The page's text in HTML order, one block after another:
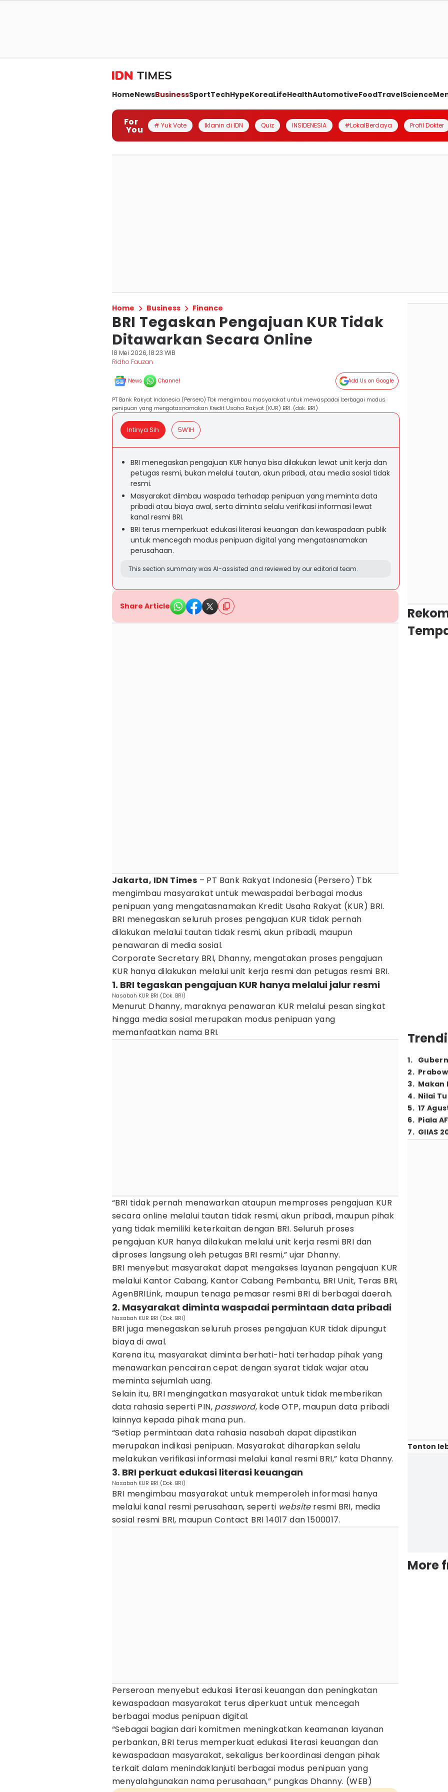
HomeNewsBusinessSportTechHypeKoreaLifeHealthAutomotiveFoodTravelScience
For
You # Yuk Vote Iklanin di IDN Quiz INSIDENESIA #LokalBerdaya Profil Dokter
Home Business Finance
BRI Tegaskan Pengajuan KUR Tidak
Ditawarkan Secara Online
18 Mei 2026, 18:23 WIB
Ridho Fauzan
News Channel Add Us on Google
PT Bank Rakyat Indonesia (Persero) Tbk mengimbau masyarakat untuk mewaspadai berbagai modus
penipuan yang mengatasnamakan Kredit Usaha Rakyat (KUR) BRI. (dok. BRI)
Intinya Sih 5W1H
BRI menegaskan pengajuan KUR hanya bisa dilakukan lewat unit kerja dan
petugas resmi, bukan melalui tautan, akun pribadi, atau media sosial tidak
resmi.
Masyarakat diimbau waspada terhadap penipuan yang meminta data
pribadi atau biaya awal, serta diminta selalu verifikasi informasi lewat
kanal resmi BRI.
BRI terus memperkuat edukasi literasi keuangan dan kewaspadaan publik
untuk mencegah modus penipuan digital yang mengatasnamakan
perusahaan.
This section summary was AI-assisted and reviewed by our editorial team.
Share Article
Jakarta, IDN Times – PT Bank Rakyat Indonesia (Persero) Tbk
mengimbau masyarakat untuk mewaspadai berbagai modus
penipuan yang mengatasnamakan Kredit Usaha Rakyat (KUR) BRI.
BRI menegaskan seluruh proses pengajuan KUR tidak pernah
dilakukan melalui tautan tidak resmi, akun pribadi, maupun
penawaran di media sosial.
Corporate Secretary BRI, Dhanny, mengatakan proses pengajuan
KUR hanya dilakukan melalui unit kerja resmi dan petugas resmi BRI.
1. BRI tegaskan pengajuan KUR hanya melalui jalur resmi
Nasabah KUR BRI (Dok. BRI)
Menurut Dhanny, maraknya penawaran KUR melalui pesan singkat
hingga media sosial merupakan modus penipuan yang
memanfaatkan nama BRI.
“BRI tidak pernah menawarkan ataupun memproses pengajuan KUR
secara online melalui tautan tidak resmi, akun pribadi, maupun pihak
yang tidak memiliki keterkaitan dengan BRI. Seluruh proses
pengajuan KUR hanya dilakukan melalui unit kerja resmi BRI dan
diproses langsung oleh petugas BRI resmi,” ujar Dhanny.
BRI menyebut masyarakat dapat mengakses layanan pengajuan KUR
melalui Kantor Cabang, Kantor Cabang Pembantu, BRI Unit, Teras BRI,
AgenBRILink, maupun tenaga pemasar resmi BRI di berbagai daerah.
2. Masyarakat diminta waspadai permintaan data pribadi
Nasabah KUR BRI (Dok. BRI)
BRI juga menegaskan seluruh proses pengajuan KUR tidak dipungut
biaya di awal.
Karena itu, masyarakat diminta berhati-hati terhadap pihak yang
menawarkan pencairan cepat dengan syarat tidak wajar atau
meminta sejumlah uang.
Selain itu, BRI mengingatkan masyarakat untuk tidak memberikan
data rahasia seperti PIN, password, kode OTP, maupun data pribadi
lainnya kepada pihak mana pun.
“Setiap permintaan data rahasia nasabah dapat dipastikan
merupakan indikasi penipuan. Masyarakat diharapkan selalu
melakukan verifikasi informasi melalui kanal resmi BRI,” kata Dhanny.
3. BRI perkuat edukasi literasi keuangan
Nasabah KUR BRI (Dok. BRI)
BRI mengimbau masyarakat untuk memperoleh informasi hanya
melalui kanal resmi perusahaan, seperti website resmi BRI, media
sosial resmi BRI, maupun Contact BRI 14017 dan 1500017.
Perseroan menyebut edukasi literasi keuangan dan peningkatan
kewaspadaan masyarakat terus diperkuat untuk mencegah
berbagai modus penipuan digital.
“Sebagai bagian dari komitmen meningkatkan keamanan layanan
perbankan, BRI terus memperkuat edukasi literasi keuangan dan
kewaspadaan masyarakat, sekaligus berkoordinasi dengan pihak
terkait dalam menindaklanjuti berbagai modus penipuan yang
menyalahgunakan nama perusahaan,” pungkas Dhanny. (WEB)
1.
2.
3. Makan
4. Nilai
5. 17
6. Piala
7. GIIAS
Tonton
More